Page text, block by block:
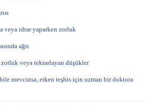
veya idrar yaparken zorluk
ağrı
zorluk veya tekrarlayan düşükler
mevcutsa, erken teşhis için uzman bir doktora